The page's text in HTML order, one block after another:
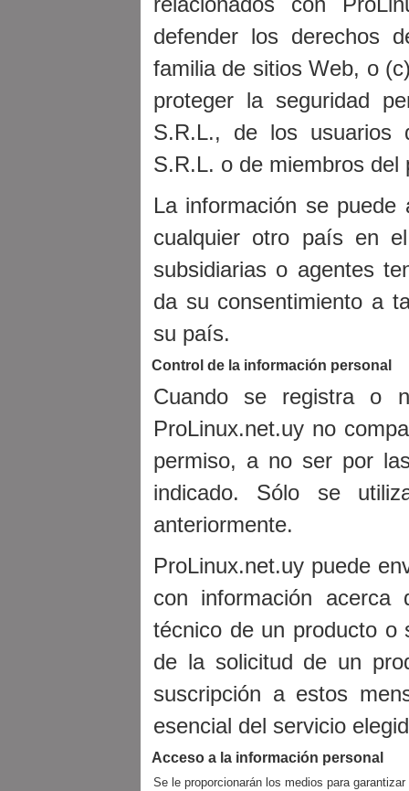
defender los derechos
familia de sitios Web, o
proteger la seguridad
S.R.L., de los usuarios
S.R.L. o de miembros del
La información se
cualquier otro país en
subsidiarias o agentes
da su consentimiento a
su país.
Control de la información personal
Cuando se registra o
ProLinux.net.uy no
permiso, a no ser por
indicado. Sólo se
anteriormente.
ProLinux.net.uy puede
con información
técnico de un producto o
de la solicitud de un
suscripción a estos
esencial del servicio
Acceso a la información personal
Se le proporcionarán los medios para